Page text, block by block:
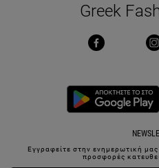
Greek
Εγγραφείτε στην ενημερωτική
προσφορές